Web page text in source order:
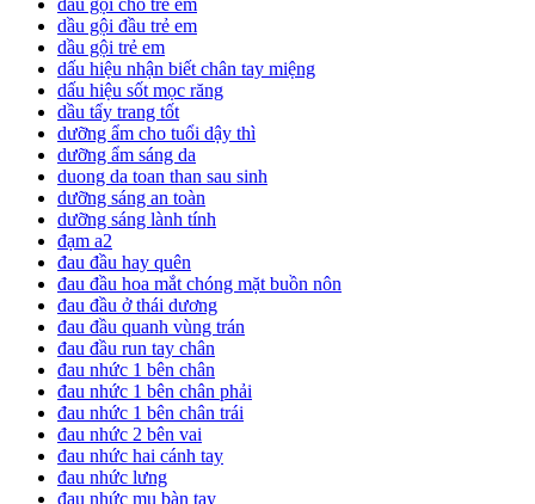
dầu gội đầu trẻ em
dầu gội trẻ em
dấu hiệu nhận biết chân tay miệng
dấu hiệu sốt mọc răng
dầu tẩy trang tốt
dưỡng ẩm cho tuổi dậy thì
dưỡng ẩm sáng da
duong da toan than sau sinh
dưỡng sáng an toàn
dưỡng sáng lành tính
đạm a2
đau đầu hay quên
đau đầu hoa mắt chóng mặt buồn nôn
đau đầu ở thái dương
đau đầu quanh vùng trán
đau đầu run tay chân
đau nhức 1 bên chân
đau nhức 1 bên chân phải
đau nhức 1 bên chân trái
đau nhức 2 bên vai
đau nhức hai cánh tay
đau nhức lưng
đau nhức mu bàn tay